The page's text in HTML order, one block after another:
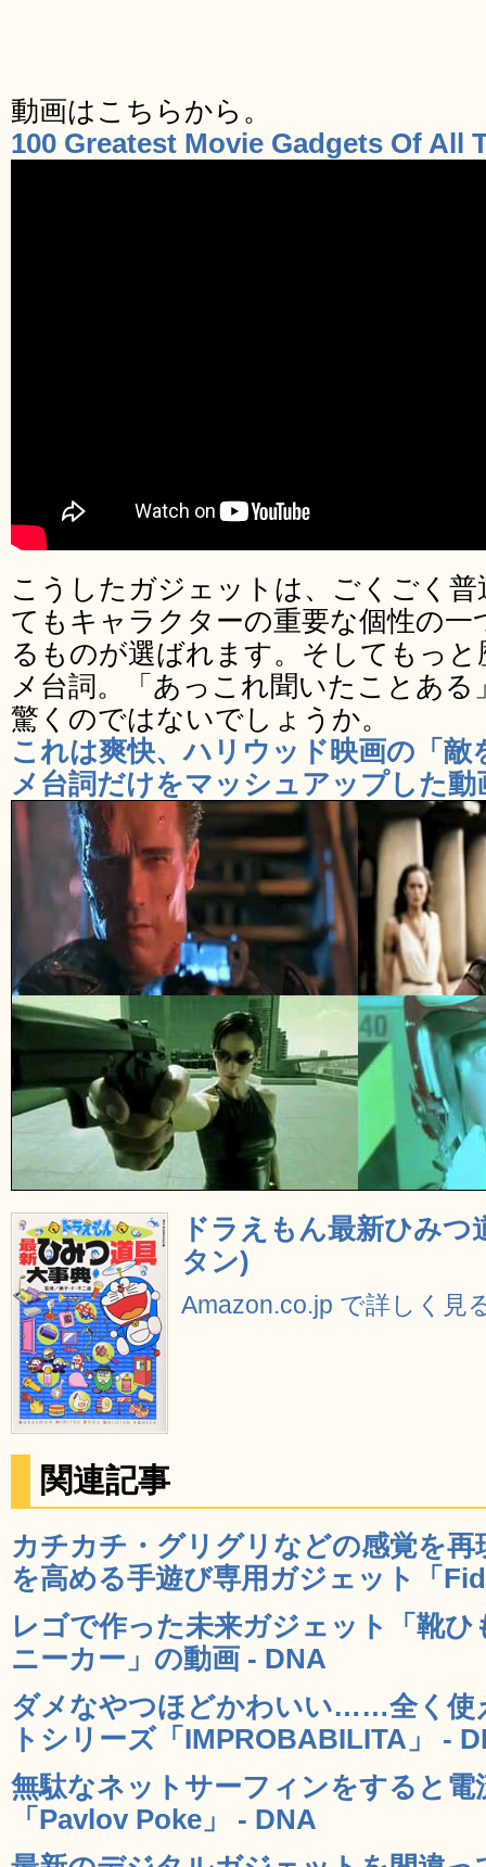
動画はこちらから。
100 Greatest Movie Gadgets Of All
こうしたガジェットは、ごくごく
てもキャラクターの重要な個性の
るものが選ばれます。そしてもっ
メ台詞。「あっこれ聞いたことあ
驚くのではないでしょうか。
これは爽快、ハリウッド映画の「
メ台詞だけをマッシュアップした動
ドラえもん最新ひみ
タン)
Amazon.co.jp で詳しく見
関連記事
カチカチ・グリグリなどの感覚を
を高める手遊び専用ガジェット「
レゴで作った未来ガジェット「靴
ニーカー」の動画 - DNA
ダメなやつほどかわいい……全く使
トシリーズ「IMPROBABILITA」 -
無駄なネットサーフィンをすると
「Pavlov Poke」 - DNA